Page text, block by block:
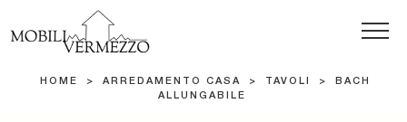
HOME > ARREDAMENTO CASA > TAVOLI >
BACH
ALLUNGABILE